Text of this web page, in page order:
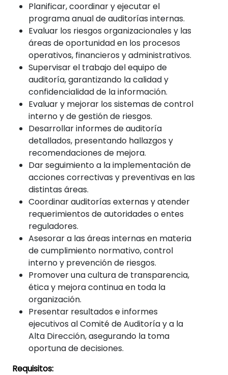
Planificar, coordinar y ejecutar el
programa anual de auditorías internas.
Evaluar los riesgos organizacionales y las
áreas de oportunidad en los procesos
operativos, financieros y administrativos.
Supervisar el trabajo del equipo de
auditoría, garantizando la calidad y
confidencialidad de la información.
Evaluar y mejorar los sistemas de control
interno y de gestión de riesgos.
Desarrollar informes de auditoría
detallados, presentando hallazgos y
recomendaciones de mejora.
Dar seguimiento a la implementación de
acciones correctivas y preventivas en las
distintas áreas.
Coordinar auditorías externas y atender
requerimientos de autoridades o entes
reguladores.
Asesorar a las áreas internas en materia
de cumplimiento normativo, control
interno y prevención de riesgos.
Promover una cultura de transparencia,
ética y mejora continua en toda la
organización.
Presentar resultados e informes
ejecutivos al Comité de Auditoría y a la
Alta Dirección, asegurando la toma
oportuna de decisiones.
Requisitos: